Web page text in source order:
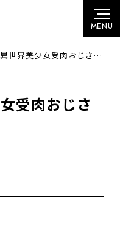
美少女受肉おじさんと」放送スタート
受肉おじさ